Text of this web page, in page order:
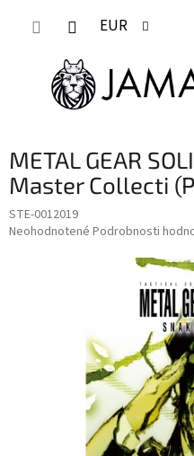
EUR
METAL GEAR
Master Collecti
STE-0012019
Priemerné
Neohodnotené Podrobnosti